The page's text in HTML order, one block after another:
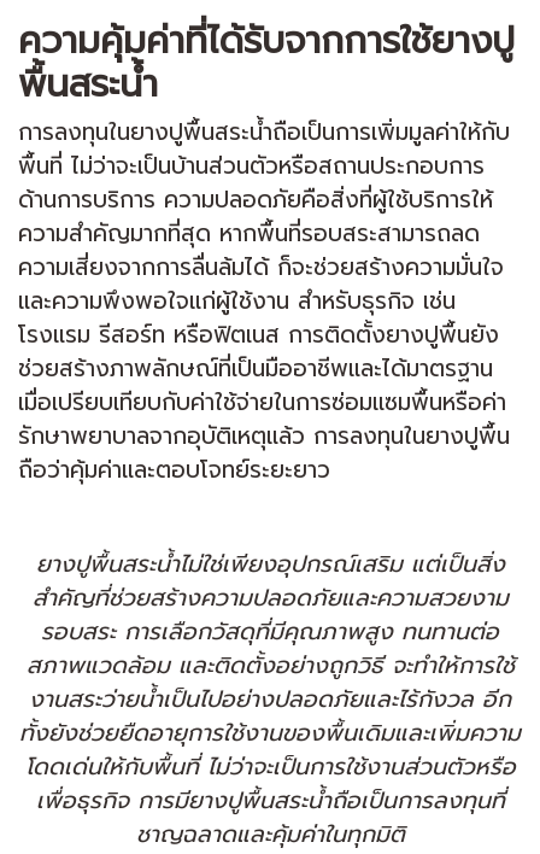
ความคุ้มค่าที่ได้รับจากการใช้ยางปู
พื้นสระน้ำ
การลงทุนในยางปูพื้นสระน้ำถือเป็นการเพิ่มมูลค่าให้กับ
พื้นที่ ไม่ว่าจะเป็นบ้านส่วนตัวหรือสถานประกอบการ
ด้านการบริการ ความปลอดภัยคือสิ่งที่ผู้ใช้บริการให้
ความสำคัญมากที่สุด หากพื้นที่รอบสระสามารถลด
ความเสี่ยงจากการลื่นล้มได้ ก็จะช่วยสร้างความมั่นใจ
และความพึงพอใจแก่ผู้ใช้งาน สำหรับธุรกิจ เช่น
โรงแรม รีสอร์ท หรือฟิตเนส การติดตั้งยางปูพื้นยัง
ช่วยสร้างภาพลักษณ์ที่เป็นมืออาชีพและได้มาตรฐาน
เมื่อเปรียบเทียบกับค่าใช้จ่ายในการซ่อมแซมพื้นหรือค่า
รักษาพยาบาลจากอุบัติเหตุแล้ว การลงทุนในยางปูพื้น
ถือว่าคุ้มค่าและตอบโจทย์ระยะยาว
ยางปูพื้นสระน้ำไม่ใช่เพียงอุปกรณ์เสริม แต่เป็นสิ่ง
สำคัญที่ช่วยสร้างความปลอดภัยและความสวยงาม
รอบสระ การเลือกวัสดุที่มีคุณภาพสูง ทนทานต่อ
สภาพแวดล้อม และติดตั้งอย่างถูกวิธี จะทำให้การใช้
งานสระว่ายน้ำเป็นไปอย่างปลอดภัยและไร้กังวล อีก
ทั้งยังช่วยยืดอายุการใช้งานของพื้นเดิมและเพิ่มความ
โดดเด่นให้กับพื้นที่ ไม่ว่าจะเป็นการใช้งานส่วนตัวหรือ
เพื่อธุรกิจ การมียางปูพื้นสระน้ำถือเป็นการลงทุนที่
ชาญฉลาดและคุ้มค่าในทุกมิติ